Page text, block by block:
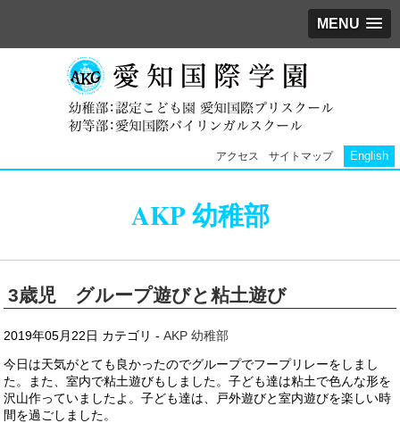
MENU
アクセス サイトマップ English
AKP 幼稚部
3歳児 グループ遊びと粘土遊び
2019年05月22日 カテゴリ -AKP 幼稚部
今日は天気がとても良かったのでグループでフープリレーをしまし
た。また、室内で粘土遊びもしました。子ども達は粘土で色んな形を
沢山作っていましたよ。子ども達は、戸外遊びと室内遊びを楽しい時
間を過ごしました。